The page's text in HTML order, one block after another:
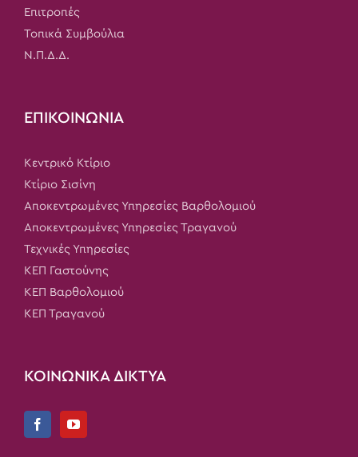
Επιτροπές
Τοπικά Συμβούλια
Ν.Π.Δ.Δ.
ΕΠΙΚΟΙΝΩΝΙΑ
Κεντρικό Κτίριο
Κτίριο Σισίνη
Αποκεντρωμένες Υπηρεσίες Βαρθολομιού
Αποκεντρωμένες Υπηρεσίες Τραγανού
Τεχνικές Υπηρεσίες
ΚΕΠ Γαστούνης
ΚΕΠ Βαρθολομιού
ΚΕΠ Τραγανού
ΚΟΙΝΩΝΙΚΑ ΔΙΚΤΥΑ